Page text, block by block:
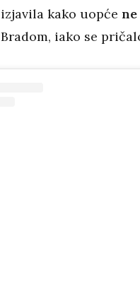
izjavila kako uopće
Bradom, iako se